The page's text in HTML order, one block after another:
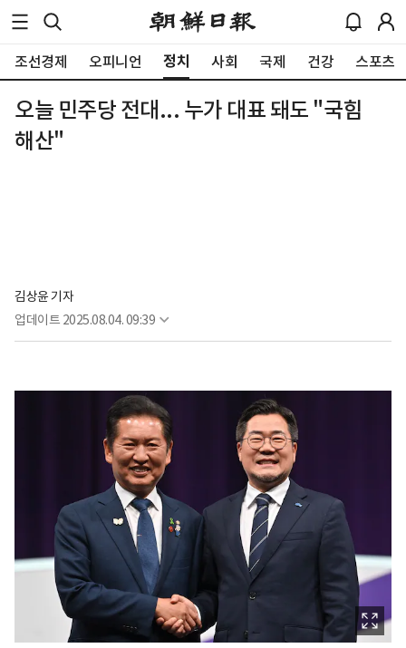
조선경제 오피니언 정치 사회 국제 건강 스포츠
오늘 민주당 전대... 누가 대표 돼도 "국힘
해산"
김상윤 기자
업데이트 2025.08.04. 09:39